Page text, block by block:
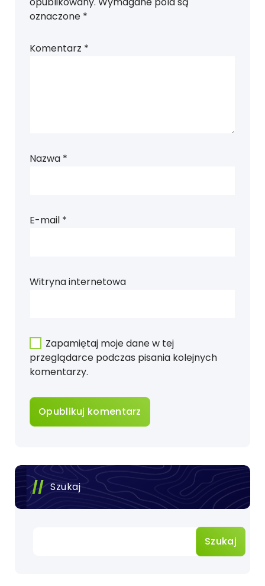
oznaczone *
Komentarz *
Nazwa *
E-mail *
Witryna internetowa
Zapamiętaj moje dane w tej
przeglądarce podczas pisania kolejnych
komentarzy.
Szukaj
Szukaj